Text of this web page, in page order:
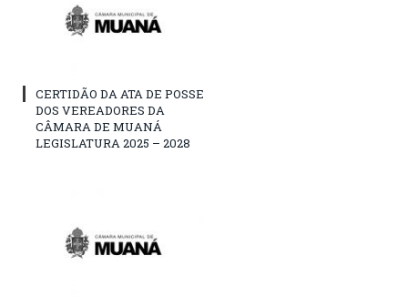
CERTIDÃO DA ATA DE POSSE
DOS VEREADORES DA
CÂMARA DE MUANÁ
LEGISLATURA 2025 – 2028